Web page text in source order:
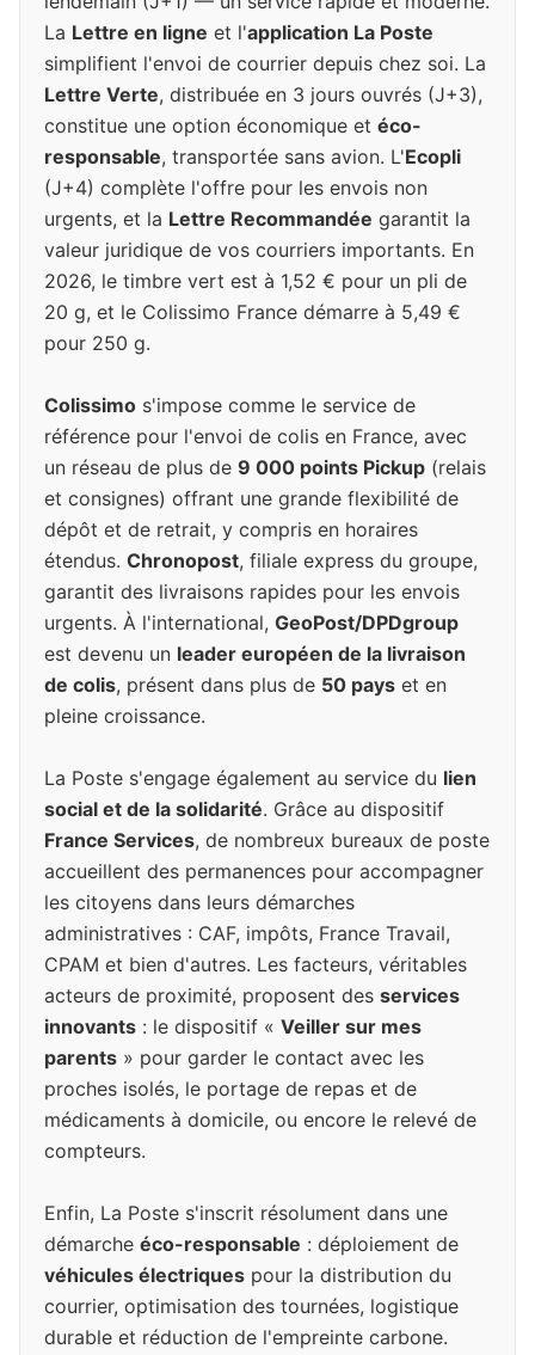
La Lettre en ligne et l'application La Poste
simplifient l'envoi de courrier depuis chez soi. La
Lettre Verte, distribuée en 3 jours ouvrés (J+3),
constitue une option économique et éco-
responsable, transportée sans avion. L'Ecopli
(J+4) complète l'offre pour les envois non
urgents, et la Lettre Recommandée garantit la
valeur juridique de vos courriers importants. En
2026, le timbre vert est à 1,52 € pour un pli de
20 g, et le Colissimo France démarre à 5,49 €
pour 250 g.
Colissimo s'impose comme le service de
référence pour l'envoi de colis en France, avec
un réseau de plus de 9 000 points Pickup (relais
et consignes) offrant une grande flexibilité de
dépôt et de retrait, y compris en horaires
étendus. Chronopost, filiale express du groupe,
garantit des livraisons rapides pour les envois
urgents. À l'international, GeoPost/DPDgroup
est devenu un leader européen de la livraison
de colis, présent dans plus de 50 pays et en
pleine croissance.
La Poste s'engage également au service du lien
social et de la solidarité. Grâce au dispositif
France Services, de nombreux bureaux de poste
accueillent des permanences pour accompagner
les citoyens dans leurs démarches
administratives : CAF, impôts, France Travail,
CPAM et bien d'autres. Les facteurs, véritables
acteurs de proximité, proposent des services
innovants : le dispositif « Veiller sur mes
parents » pour garder le contact avec les
proches isolés, le portage de repas et de
médicaments à domicile, ou encore le relevé de
compteurs.
Enfin, La Poste s'inscrit résolument dans une
démarche éco-responsable : déploiement de
véhicules électriques pour la distribution du
courrier, optimisation des tournées, logistique
durable et réduction de l'empreinte carbone.